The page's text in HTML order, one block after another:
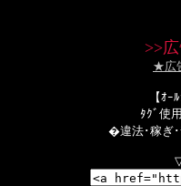
>>
★広
【ｵｰ
ﾀｸﾞ使
�違法･稼ぎ